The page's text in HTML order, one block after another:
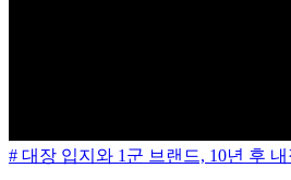
# 대장 입지와 1군 브랜드, 10년 후 내